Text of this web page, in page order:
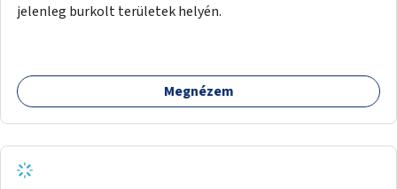
jelenleg burkolt területek helyén.
Megnézem